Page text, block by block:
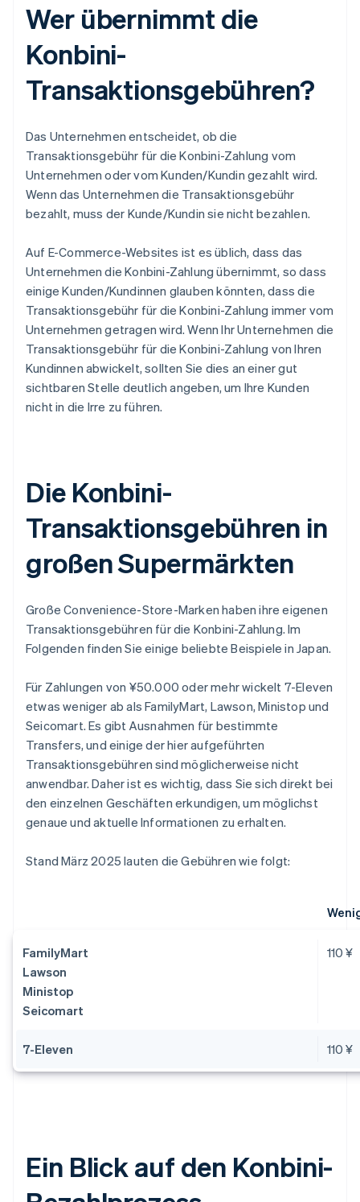
Wer übernimmt die
Konbini-
Transaktionsgebühren?
Das Unternehmen entscheidet, ob die
Transaktionsgebühr für die Konbini-Zahlung vom
Unternehmen oder vom Kunden/Kundin gezahlt wird.
Wenn das Unternehmen die Transaktionsgebühr
bezahlt, muss der Kunde/Kundin sie nicht bezahlen.
Auf E-Commerce-Websites ist es üblich, dass das
Unternehmen die Konbini-Zahlung übernimmt, so dass
einige Kunden/Kundinnen glauben könnten, dass die
Transaktionsgebühr für die Konbini-Zahlung immer vom
Unternehmen getragen wird. Wenn Ihr Unternehmen die
Transaktionsgebühr für die Konbini-Zahlung von Ihren
Kundinnen abwickelt, sollten Sie dies an einer gut
sichtbaren Stelle deutlich angeben, um Ihre Kunden
nicht in die Irre zu führen.
Die Konbini-
Transaktionsgebühren in
großen Supermärkten
Große Convenience-Store-Marken haben ihre eigenen
Transaktionsgebühren für die Konbini-Zahlung. Im
Folgenden finden Sie einige beliebte Beispiele in Japan.
Für Zahlungen von ¥50.000 oder mehr wickelt 7-Eleven
etwas weniger ab als FamilyMart, Lawson, Ministop und
Seicomart. Es gibt Ausnahmen für bestimmte
Transfers, und einige der hier aufgeführten
Transaktionsgebühren sind möglicherweise nicht
anwendbar. Daher ist es wichtig, dass Sie sich direkt bei
den einzelnen Geschäften erkundigen, um möglichst
genaue und aktuelle Informationen zu erhalten.
Stand März 2025 lauten die Gebühren wie folgt:
FamilyMart
Lawson
Ministop
Seicomart
110 ¥
7-Eleven 110 ¥
Ein Blick auf den Konbini-